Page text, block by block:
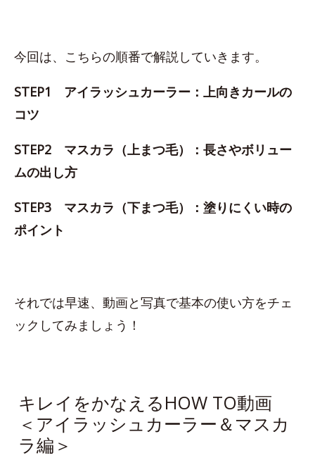
今回は、こちらの順番で解説していきます。
STEP1 アイラッシュカーラー：上向きカールの
コツ
STEP2 マスカラ（上まつ毛）：長さやボリュー
ムの出し方
STEP3 マスカラ（下まつ毛）：塗りにくい時の
ポイント
それでは早速、動画と写真で基本の使い方をチェ
ックしてみましょう！
キレイをかなえるHOW TO動画
＜アイラッシュカーラー＆マスカ
ラ編＞